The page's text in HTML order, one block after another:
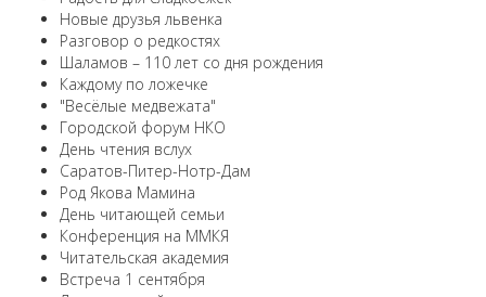
Новые друзья львенка
Разговор о редкостях
Шаламов – 110 лет со дня рождения
Каждому по ложечке
"Весёлые медвежата"
Городской форум НКО
День чтения вслух
Саратов-Питер-Нотр-Дам
Род Якова Мамина
День читающей семьи
Конференция на ММКЯ
Читательская академия
Встреча 1 сентября